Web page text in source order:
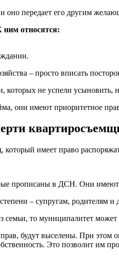
оно передает его другим
относятся:
– просто вписать
не успели усыновить,
они имеют приоритетное
имеет право
прописаны в ДСН. Они имеют
– супругам, родителям и
то муниципалитет может
будут выселены. При этом
Это позволит им